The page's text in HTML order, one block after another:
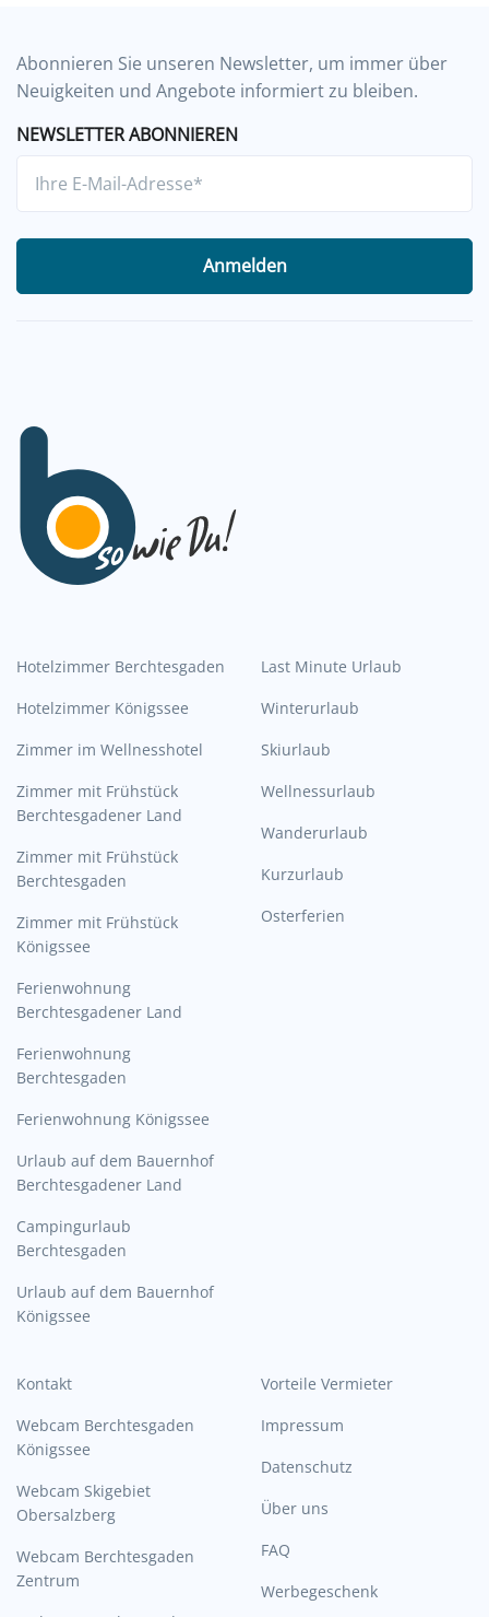
Abonnieren Sie unseren Newsletter, um immer über
Neuigkeiten und Angebote informiert zu bleiben.
NEWSLETTER ABONNIEREN
Anmelden
Hotelzimmer Berchtesgaden
Hotelzimmer Königssee
Zimmer im Wellnesshotel
Zimmer mit Frühstück
Berchtesgadener Land
Zimmer mit Frühstück
Berchtesgaden
Zimmer mit Frühstück
Königssee
Ferienwohnung
Berchtesgadener Land
Ferienwohnung
Berchtesgaden
Ferienwohnung Königssee
Urlaub auf dem Bauernhof
Berchtesgadener Land
Campingurlaub
Berchtesgaden
Urlaub auf dem Bauernhof
Königssee
Last Minute Urlaub
Winterurlaub
Skiurlaub
Wellnessurlaub
Wanderurlaub
Kurzurlaub
Osterferien
Kontakt
Webcam Berchtesgaden
Königssee
Webcam Skigebiet
Obersalzberg
Webcam Berchtesgaden
Zentrum
Vorteile Vermieter
Impressum
Datenschutz
Über uns
FAQ
Werbegeschenk